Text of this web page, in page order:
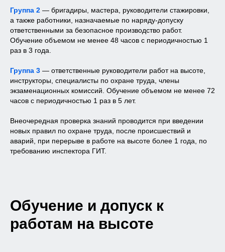
Группа 2 — бригадиры, мастера, руководители стажировки,
а также работники, назначаемые по наряду-допуску
ответственными за безопасное производство работ.
Обучение объемом не менее 48 часов с периодичностью 1
раз в 3 года.
Группа 3 — ответственные руководители работ на высоте,
инструкторы, специалисты по охране труда, члены
экзаменационных комиссий. Обучение объемом не менее 72
часов с периодичностью 1 раз в 5 лет.
Внеочередная проверка знаний проводится при введении
новых правил по охране труда, после происшествий и
аварий, при перерыве в работе на высоте более 1 года, по
требованию инспектора ГИТ.
Обучение и допуск к
работам на высоте